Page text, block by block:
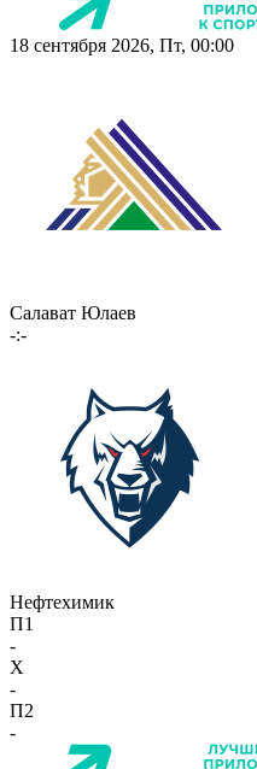
18 сентября 2026, Пт, 00:00
Салават Юлаев
-:-
Нефтехимик
П1
-
X
-
П2
-